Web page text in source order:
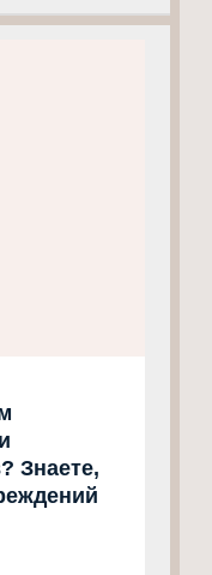
Знаете,